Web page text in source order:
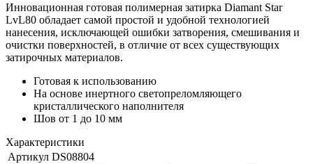
Инновационная готовая полимерная затирка Diamant Star
LvL80 обладает самой простой и удобной технологией
нанесения, исключающей ошибки затворения, смешивания и
очистки поверхностей, в отличие от всех существующих
затирочных материалов.
Готовая к использованию
На основе инертного светопреломляющего
кристаллического наполнителя
Шов от 1 до 10 мм
Характеристики
Артикул DS08804